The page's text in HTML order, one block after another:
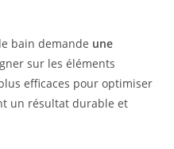
bain demande une
sur les éléments
efficaces pour optimiser
un résultat durable et